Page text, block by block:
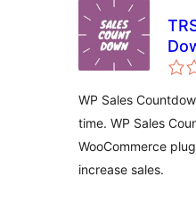
WP Sales
time. WP Sales
WooCommerce
increase sales.